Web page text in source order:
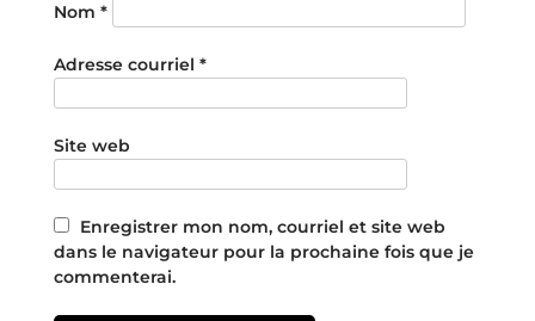
Nom *
Adresse courriel *
Site web
Enregistrer mon nom, courriel et site web
dans le navigateur pour la prochaine fois que je
commenterai.